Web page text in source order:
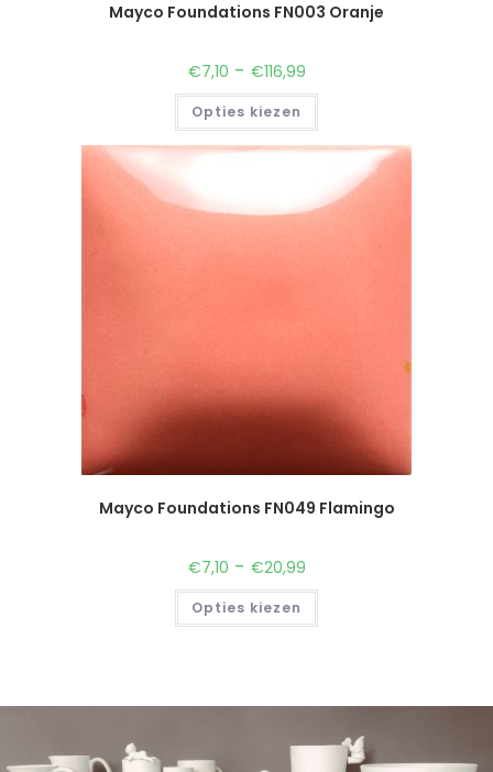
Mayco Foundations FN003 Oranje
€7,10 - €116,99
Opties kiezen
Mayco Foundations FN049 Flamingo
€7,10 - €20,99
Opties kiezen